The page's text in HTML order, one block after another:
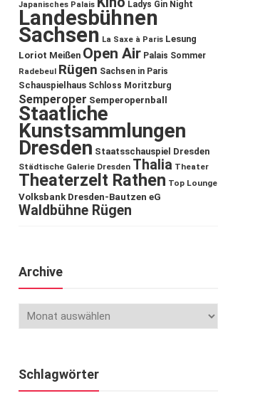
Japanisches Palais Ladys Gin Night
Landesbühnen
Sachsen La Saxe à Paris Lesung
Loriot Meißen Open Air Palais Sommer
Radebeul Rügen Sachsen in Paris
Schauspielhaus Schloss Moritzburg
Semperoper Semperopernball
Staatliche
Kunstsammlungen
Dresden Staatsschauspiel Dresden
Städtische Galerie Dresden Thalia Theater
Theaterzelt Rathen Top Lounge
Volksbank Dresden-Bautzen eG
Waldbühne Rügen
Archive
Schlagwörter